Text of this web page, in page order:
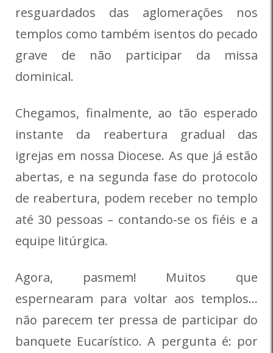
resguardados das aglomerações nos
templos como também isentos do pecado
grave de não participar da missa
dominical.
Chegamos, finalmente, ao tão esperado
instante da reabertura gradual das
igrejas em nossa Diocese. As que já estão
abertas, e na segunda fase do protocolo
de reabertura, podem receber no templo
até 30 pessoas – contando-se os fiéis e a
equipe litúrgica.
Agora, pasmem! Muitos que
espernearam para voltar aos templos…
não parecem ter pressa de participar do
banquete Eucarístico. A pergunta é: por